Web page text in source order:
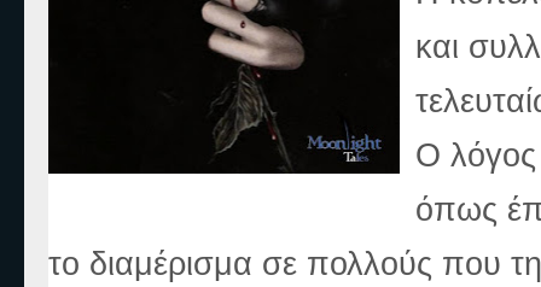
και
Ο λόγος
όπως
το διαμέρισμα σε πολλούς που